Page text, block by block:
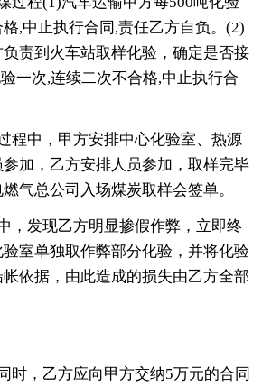
,中止执行合同,责任乙方自负。(2)
责到火车站取样化验，确定是否接
一次,连续二次不合格,中止执行合
程中，甲方安排中心化验室、热源
加，乙方安排人员参加，取样完毕
气总公司入场煤炭取样会签单。
，发现乙方明显掺假作弊，立即终
室单独取作弊部分化验，并将化验
依据，由此造成的损失由乙方全部
时，乙方应向甲方交纳5万元的合同